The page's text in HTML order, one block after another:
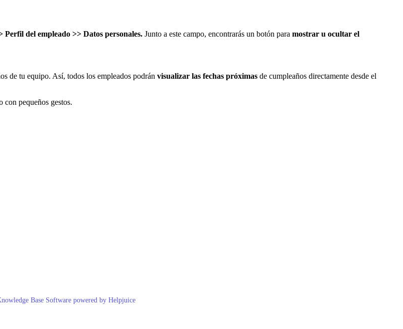
Perfil del empleado >> Datos personales. Junto a este campo, encontrarás un botón para mostrar u ocultar el
os de tu equipo. Así, todos los empleados podrán visualizar las fechas próximas de cumpleaños directamente desde el
con pequeños gestos.
Base Software powered by Helpjuice